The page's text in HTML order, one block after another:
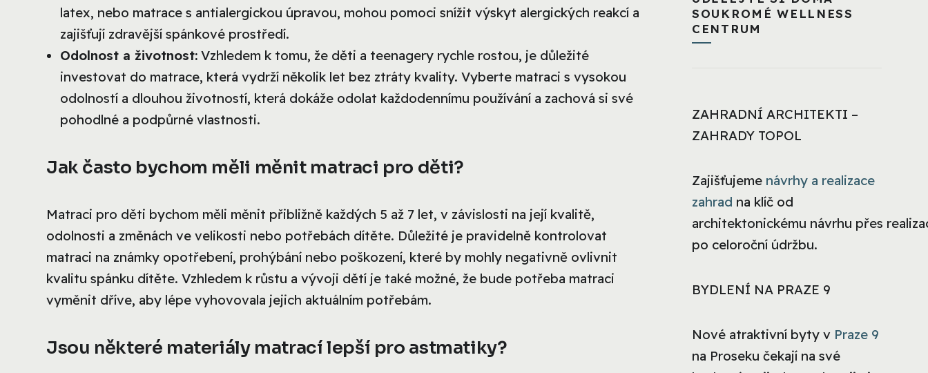
latex, nebo matrace s antialergickou úpravou, mohou pomoci snížit výskyt alergických reakcí a
zajišťují zdravější spánkové prostředí.
Odolnost a životnost: Vzhledem k tomu, že děti a teenagery rychle rostou, je důležité
investovat do matrace, která vydrží několik let bez ztráty kvality. Vyberte matraci s vysokou
odolností a dlouhou životností, která dokáže odolat každodennímu používání a zachová si své
pohodlné a podpůrné vlastnosti.
Jak často bychom měli měnit matraci pro děti?
Matraci pro děti bychom měli měnit přibližně každých 5 až 7 let, v závislosti na její kvalitě,
odolnosti a změnách ve velikosti nebo potřebách dítěte. Důležité je pravidelně kontrolovat
matraci na známky opotřebení, prohýbání nebo poškození, které by mohly negativně ovlivnit
kvalitu spánku dítěte. Vzhledem k růstu a vývoji dětí je také možné, že bude potřeba matraci
vyměnit dříve, aby lépe vyhovovala jejich aktuálním potřebám.
Jsou některé materiály matrací lepší pro astmatiky?
SOUKROMÉ WELLNESS
CENTRUM
ZAHRADNÍ ARCHITEKTI –
ZAHRADY TOPOL
Zajišťujeme návrhy a realizace
zahrad na klíč od
architektonickému návrhu přes
po celoroční údržbu.
BYDLENÍ NA PRAZE 9
Nové atraktivní byty v Praze 9
na Proseku čekají na své